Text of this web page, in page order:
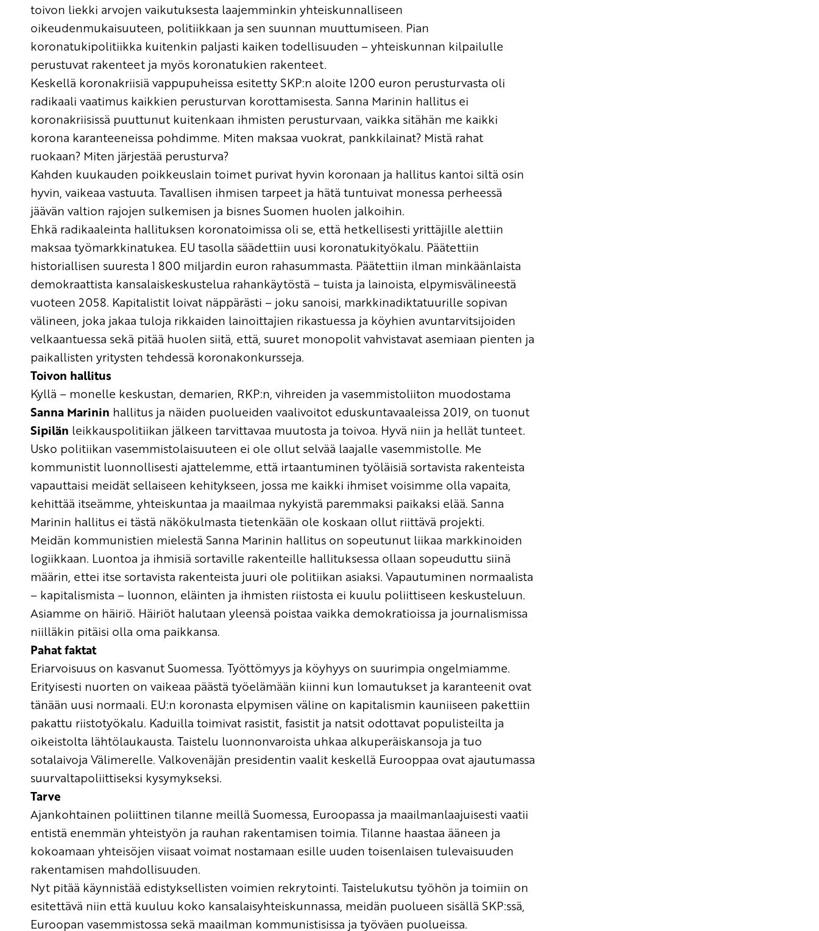
toivon liekki arvojen vaikutuksesta laajemminkin yhteiskunnalliseen
oikeudenmukaisuuteen, politiikkaan ja sen suunnan muuttumiseen. Pian
koronatukipolitiikka kuitenkin paljasti kaiken todellisuuden – yhteiskunnan kilpailulle
perustuvat rakenteet ja myös koronatukien rakenteet.
Keskellä koronakriisiä vappupuheissa esitetty SKP:n aloite 1200 euron perusturvasta oli
radikaali vaatimus kaikkien perusturvan korottamisesta. Sanna Marinin hallitus ei
koronakriisissä puuttunut kuitenkaan ihmisten perusturvaan, vaikka sitähän me kaikki
korona karanteeneissa pohdimme. Miten maksaa vuokrat, pankkilainat? Mistä rahat
ruokaan? Miten järjestää perusturva?
Kahden kuukauden poikkeuslain toimet purivat hyvin koronaan ja hallitus kantoi siltä osin
hyvin, vaikeaa vastuuta. Tavallisen ihmisen tarpeet ja hätä tuntuivat monessa perheessä
jäävän valtion rajojen sulkemisen ja bisnes Suomen huolen jalkoihin.
Ehkä radikaaleinta hallituksen koronatoimissa oli se, että hetkellisesti yrittäjille alettiin
maksaa työmarkkinatukea. EU tasolla säädettiin uusi koronatukityökalu. Päätettiin
historiallisen suuresta 1 800 miljardin euron rahasummasta. Päätettiin ilman minkäänlaista
demokraattista kansalaiskeskustelua rahankäytöstä –tuista ja lainoista, elpymisvälineestä
vuoteen 2058. Kapitalistit loivat näppärästi – joku sanoisi, markkinadiktatuurille sopivan
välineen, joka jakaa tuloja rikkaiden lainoittajien rikastuessa ja köyhien avuntarvitsijoiden
velkaantuessa sekä pitää huolen siitä, että, suuret monopolit vahvistavat asemiaan pienten ja
paikallisten yritysten tehdessä koronakonkursseja.
Toivon hallitus
Kyllä – monelle keskustan, demarien, RKP:n, vihreiden ja vasemmistoliiton muodostama
Sanna Marinin hallitus ja näiden puolueiden vaalivoitot eduskuntavaaleissa 2019, on tuonut
Sipilän leikkauspolitiikan jälkeen tarvittavaa muutosta ja toivoa. Hyvä niin ja hellät tunteet.
Usko politiikan vasemmistolaisuuteen ei ole ollut selvää laajalle vasemmistolle. Me
kommunistit luonnollisesti ajattelemme, että irtaantuminen työläisiä sortavista rakenteista
vapauttaisi meidät sellaiseen kehitykseen, jossa me kaikki ihmiset voisimme olla vapaita,
kehittää itseämme, yhteiskuntaa ja maailmaa nykyistä paremmaksi paikaksi elää. Sanna
Marinin hallitus ei tästä näkökulmasta tietenkään ole koskaan ollut riittävä projekti.
Meidän kommunistien mielestä Sanna Marinin hallitus on sopeutunut liikaa markkinoiden
logiikkaan. Luontoa ja ihmisiä sortaville rakenteille hallituksessa ollaan sopeuduttu siinä
määrin, ettei itse sortavista rakenteista juuri ole politiikan asiaksi. Vapautuminen normaalista
– kapitalismista – luonnon, eläinten ja ihmisten riistosta ei kuulu poliittiseen keskusteluun.
Asiamme on häiriö. Häiriöt halutaan yleensä poistaa vaikka demokratioissa ja journalismissa
niilläkin pitäisi olla oma paikkansa.
Pahat faktat
Eriarvoisuus on kasvanut Suomessa. Työttömyys ja köyhyys on suurimpia ongelmiamme.
Erityisesti nuorten on vaikeaa päästä työelämään kiinni kun lomautukset ja karanteenit ovat
tänään uusi normaali. EU:n koronasta elpymisen väline on kapitalismin kauniiseen pakettiin
pakattu riistotyökalu. Kaduilla toimivat rasistit, fasistit ja natsit odottavat populisteilta ja
oikeistolta lähtölaukausta. Taistelu luonnonvaroista uhkaa alkuperäiskansoja ja tuo
sotalaivoja Välimerelle. Valkovenäjän presidentin vaalit keskellä Eurooppaa ovat ajautumassa
suurvaltapoliittiseksi kysymykseksi.
Tarve
Ajankohtainen poliittinen tilanne meillä Suomessa, Euroopassa ja maailmanlaajuisesti vaatii
entistä enemmän yhteistyön ja rauhan rakentamisen toimia. Tilanne haastaa ääneen ja
kokoamaan yhteisöjen viisaat voimat nostamaan esille uuden toisenlaisen tulevaisuuden
rakentamisen mahdollisuuden.
Nyt pitää käynnistää edistyksellisten voimien rekrytointi. Taistelukutsu työhön ja toimiin on
esitettävä niin että kuuluu koko kansalaisyhteiskunnassa, meidän puolueen sisällä SKP:ssä,
Euroopan vasemmistossa sekä maailman kommunistisissa ja työväen puolueissa.